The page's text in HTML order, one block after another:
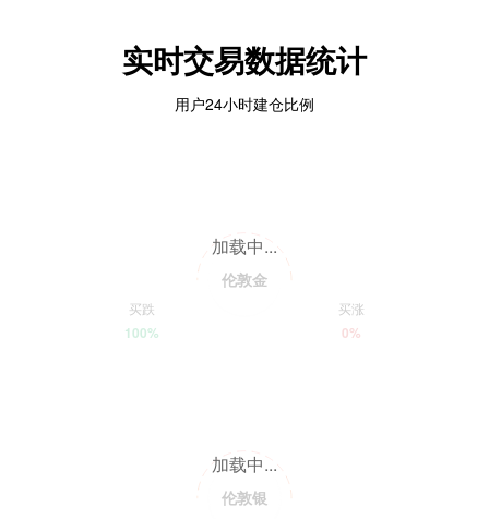
实时交易数据统计
用户24小时建仓比例
加载中...
伦敦金
买跌
100%
买涨
0%
加载中...
伦敦银